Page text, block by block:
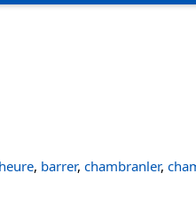
, barrer, chambranler,